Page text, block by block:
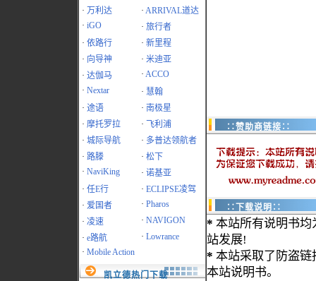
· 万利达 · ARRIVAL道达
· iGO · 旅行者
· 依路行 · 新里程
· 向导神 · 米迪亚
· 达伽马 · ACCO
· Nextar · 慧翰
· 途语 · 南极星
· 摩托罗拉 ·
飞利浦
· 城际导航 · 多普达领航者
· 路滕 · 松下
· NaviKing · 诺基亚
· 任E行 · ECLIPSE凌驾
· 爱国者 · Pharos
· 凌速 · NAVIGON
· e路航 · Lowrance
· Mobile Action
凯立德热门下载
∷赞助商链接∷
∷下载说明∷
* 本站所有说明书均
站发展!
* 本站采取了防盗链
本站说明书。